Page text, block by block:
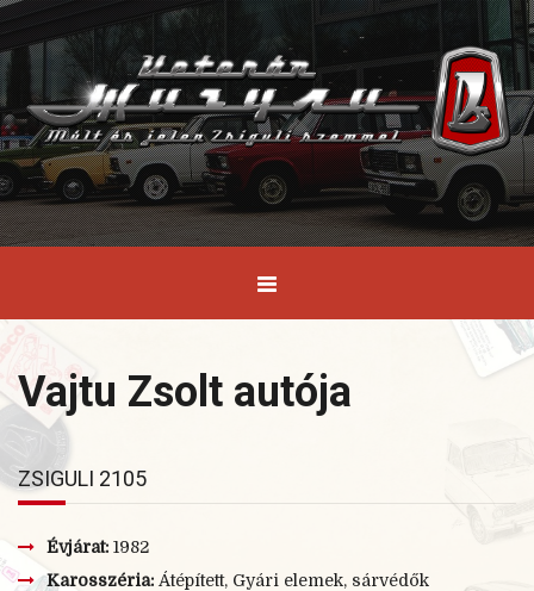
Vajtu Zsolt autója
ZSIGULI 2105
Évjárat: 1982
Karosszéria: Átépített, Gyári elemek, sárvédők